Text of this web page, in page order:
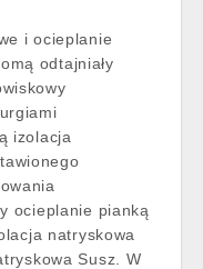
i ocieplanie
odtajniały
izolacja
ocieplanie pianką
natryskowa
Susz. W